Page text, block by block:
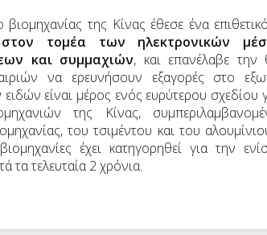
βιομηχανίας της Κίνας έθεσε ένα
τομέα των ηλεκτρονικών
και συμμαχιών, και επανέλαβε
να ερευνήσουν εξαγορές στο
ειδών είναι μέρος ενός ευρύτερου
της Κίνας,
του τσιμέντου και του
έχει κατηγορηθεί για την
τα τελευταία 2 χρόνια.